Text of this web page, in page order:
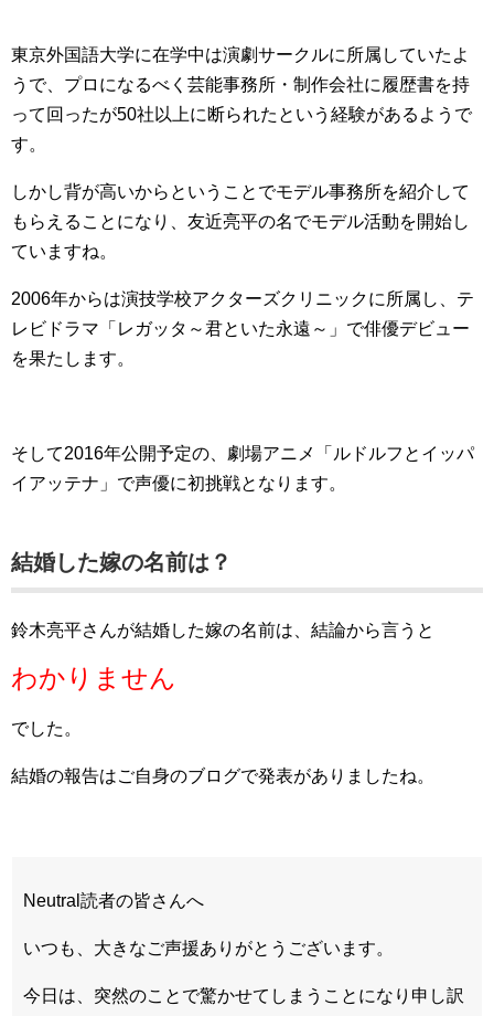
東京外国語大学に在学中は演劇サークルに所属していたよ
うで、プロになるべく芸能事務所・制作会社に履歴書を持
って回ったが50社以上に断られたという経験があるようで
す。
しかし背が高いからということでモデル事務所を紹介して
もらえることになり、友近亮平の名でモデル活動を開始し
ていますね。
2006年からは演技学校アクターズクリニックに所属し、テ
レビドラマ「レガッタ～君といた永遠～」で俳優デビュー
を果たします。
そして2016年公開予定の、劇場アニメ「ルドルフとイッパ
イアッテナ」で声優に初挑戦となります。
結婚した嫁の名前は？
鈴木亮平さんが結婚した嫁の名前は、結論から言うと
わかりません
でした。
結婚の報告はご自身のブログで発表がありましたね。
Neutral読者の皆さんへ
いつも、大きなご声援ありがとうございます。
今日は、突然のことで驚かせてしまうことになり申し訳